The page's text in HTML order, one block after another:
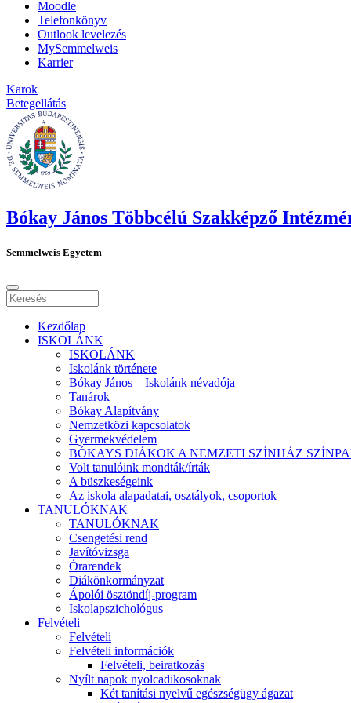
Moodle
Telefonkönyv
Outlook levelezés
MySemmelweis
Karrier
Karok
Betegellátás
Bókay János Többcélú Szakképző
Semmelweis Egyetem
Kezdőlap
ISKOLÁNK
ISKOLÁNK
Iskolánk története
Bókay János – Iskolánk névadója
Tanárok
Bókay Alapítvány
Nemzetközi kapcsolatok
Gyermekvédelem
BÓKAYS DIÁKOK A NEMZETI SZÍNHÁZ
Volt tanulóink mondták/írták
A büszkeségeink
Az iskola alapadatai, osztályok, csoportok
TANULÓKNAK
TANULÓKNAK
Csengetési rend
Javítóvizsga
Órarendek
Diákönkormányzat
Ápolói ösztöndíj-program
Iskolapszichológus
Felvételi
Felvételi
Felvételi információk
Felvételi, beiratkozás
Nyílt napok nyolcadikosoknak
Két tanítási nyelvű egészségügy ágazat